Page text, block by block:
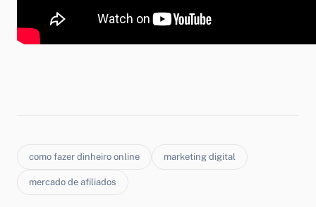
como fazer dinheiro online marketing digital
mercado de afiliados